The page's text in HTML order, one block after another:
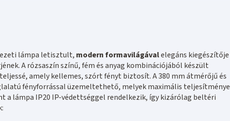
lámpa letisztult, modern formavilágávalelegáns kiegészítője
A rózsaszín színű, fém és anyag kombinációjából készült
amely kellemes, szórt fényt biztosít. A 380 mm átmérőjű és
fényforrással üzemeltethető, melyek maximális teljesítménye
a lámpa IP20 IP-védettséggel rendelkezik, így kizárólag beltéri